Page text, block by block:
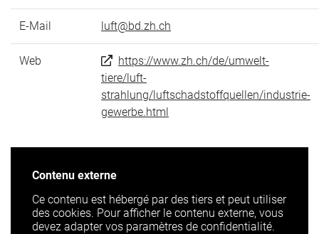
E-Mail luft@bd.zh.ch
Web
https://www.zh.ch/de/umwelt-
tiere/luft-
strahlung/luftschadstoffquellen/industrie-
gewerbe.html
Contenu externe
Ce contenu est hébergé par des tiers et peut utiliser
des cookies. Pour afficher le contenu externe, vous
devez adapter vos paramètres de confidentialité.